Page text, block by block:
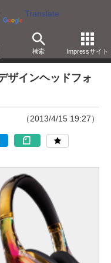
Translate
検索 Impressサイト
ザインヘッドフォ
（2013/4/15 19:27）